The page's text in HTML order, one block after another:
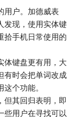
用户。加德威表
发现，使用实体键
拾手机日常使用的
体键盘更有用，大
有时会把单词改成
个功能。
但其回归表明，即
些用户在寻找可以